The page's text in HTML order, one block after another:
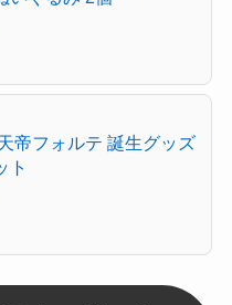
帝フォルテ 誕生グッズ
ト